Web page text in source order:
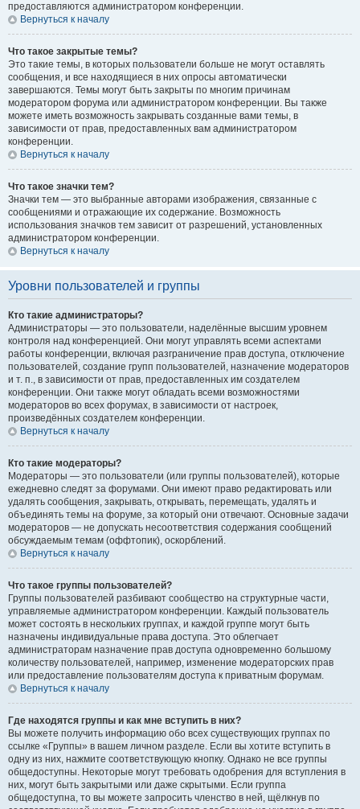
предоставляются администратором конференции.
Вернуться к началу
Что такое закрытые темы?
Это такие темы, в которых пользователи больше не могут оставлять
сообщения, и все находящиеся в них опросы автоматически
завершаются. Темы могут быть закрыты по многим причинам
модератором форума или администратором конференции. Вы также
можете иметь возможность закрывать созданные вами темы, в
зависимости от прав, предоставленных вам администратором
конференции.
Вернуться к началу
Что такое значки тем?
Значки тем — это выбранные авторами изображения, связанные с
сообщениями и отражающие их содержание. Возможность
использования значков тем зависит от разрешений, установленных
администратором конференции.
Вернуться к началу
Уровни пользователей и группы
Кто такие администраторы?
Администраторы — это пользователи, наделённые высшим уровнем
контроля над конференцией. Они могут управлять всеми аспектами
работы конференции, включая разграничение прав доступа, отключение
пользователей, создание групп пользователей, назначение модераторов
и т. п., в зависимости от прав, предоставленных им создателем
конференции. Они также могут обладать всеми возможностями
модераторов во всех форумах, в зависимости от настроек,
произведённых создателем конференции.
Вернуться к началу
Кто такие модераторы?
Модераторы — это пользователи (или группы пользователей), которые
ежедневно следят за форумами. Они имеют право редактировать или
удалять сообщения, закрывать, открывать, перемещать, удалять и
объединять темы на форуме, за который они отвечают. Основные задачи
модераторов — не допускать несоответствия содержания сообщений
обсуждаемым темам (оффтопик), оскорблений.
Вернуться к началу
Что такое группы пользователей?
Группы пользователей разбивают сообщество на структурные части,
управляемые администратором конференции. Каждый пользователь
может состоять в нескольких группах, и каждой группе могут быть
назначены индивидуальные права доступа. Это облегчает
администраторам назначение прав доступа одновременно большому
количеству пользователей, например, изменение модераторских прав
или предоставление пользователям доступа к приватным форумам.
Вернуться к началу
Где находятся группы и как мне вступить в них?
Вы можете получить информацию обо всех существующих группах по
ссылке «Группы» в вашем личном разделе. Если вы хотите вступить в
одну из них, нажмите соответствующую кнопку. Однако не все группы
общедоступны. Некоторые могут требовать одобрения для вступления в
них, могут быть закрытыми или даже скрытыми. Если группа
общедоступна, то вы можете запросить членство в ней, щёлкнув по